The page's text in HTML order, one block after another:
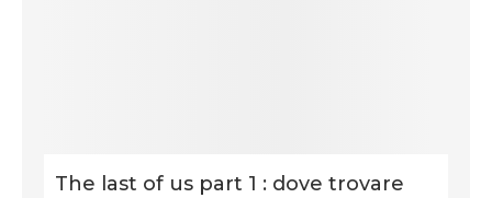
The last of us part 1 : dove trovare